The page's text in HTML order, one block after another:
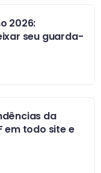
2026:
seu guarda-
da
em todo site e